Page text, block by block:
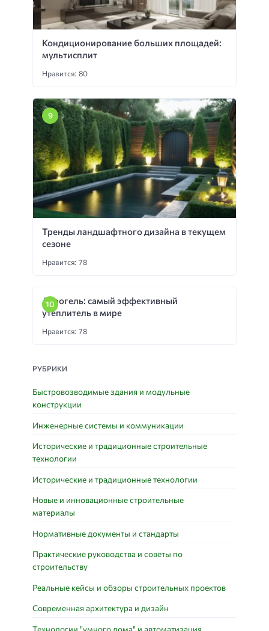
Кондиционирование больших площадей:
мультисплит
Нравится: 80
Тренды ландшафтного дизайна в текущем
сезоне
Нравится: 78
Аэрогель: самый эффективный
утеплитель в мире
Нравится: 78
РУБРИКИ
Быстровозводимые здания и модульные
конструкции
Инженерные системы и коммуникации
Исторические и традиционные строительные
технологии
Исторические и традиционные технологии
Новые и инновационные строительные
материалы
Нормативные документы и стандарты
Практические руководства и советы по
строительству
Реальные кейсы и обзоры строительных проектов
Современная архитектура и дизайн
Технологии "умного дома" и автоматизация